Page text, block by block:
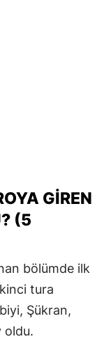
GİREN
(5
bölümde ilk
tura
Şükran,
oldu.